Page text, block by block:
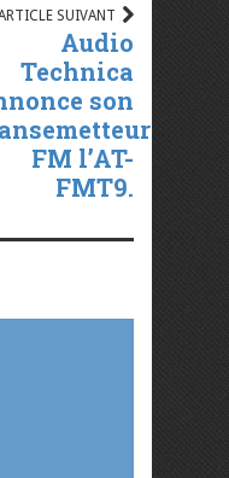
SUIVANT
Audio
Technica
son
FM l’AT-
FMT9.